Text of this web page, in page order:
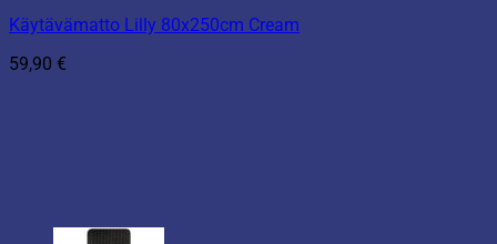
Käytävämatto Lilly 80x250cm Cream
59,90 €